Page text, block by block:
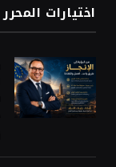
اختيارات المحرر